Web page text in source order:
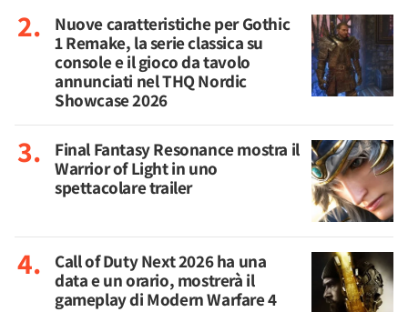
Nuove caratteristiche per Gothic
1 Remake, la serie classica su
console e il gioco da tavolo
annunciati nel THQ Nordic
Showcase 2026
Final Fantasy Resonance mostra il
Warrior of Light in uno
spettacolare trailer
Call of Duty Next 2026 ha una
data e un orario, mostrerà il
gameplay di Modern Warfare 4